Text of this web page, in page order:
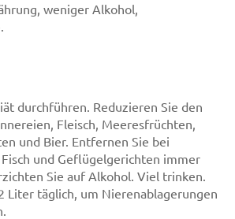
weniger Alkohol,
durchführen. Reduzieren Sie den
Fleisch, Meeresfrüchten,
und Bier. Entfernen Sie bei
und Geflügelgerichten immer
Sie auf Alkohol. Viel trinken.
Liter täglich, um Nierenablagerungen